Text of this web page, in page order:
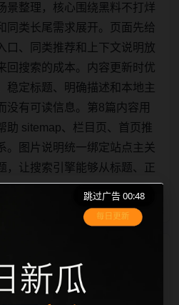
景整理，核心围绕黑料不打烊
同类长尾需求展开。页面先给
口、同类推荐和上下文说明放
回搜索的成本。内容更新时优
稳定标题、明确描述和本地主
没有可读信息。第8篇内容用
助 sitemap、栏目页、首页推
。图片说明统一绑定站点主关
，让搜索引擎能够从标题、正
日采集时，建议继续执行远程
跳过广告 00:48